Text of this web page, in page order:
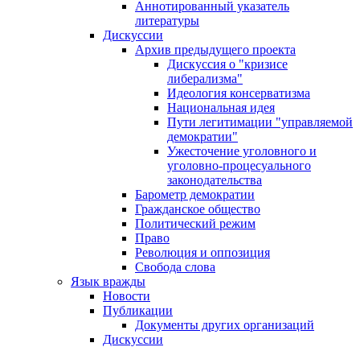
Аннотированный указатель
литературы
Дискуссии
Архив предыдущего проекта
Дискуссия о "кризисе
либерализма"
Идеология консерватизма
Национальная идея
Пути легитимации "управляемой
демократии"
Ужесточение уголовного и
уголовно-процесуального
законодательства
Барометр демократии
Гражданское общество
Политический режим
Право
Революция и оппозиция
Свобода слова
Язык вражды
Новости
Публикации
Документы других организаций
Дискуссии